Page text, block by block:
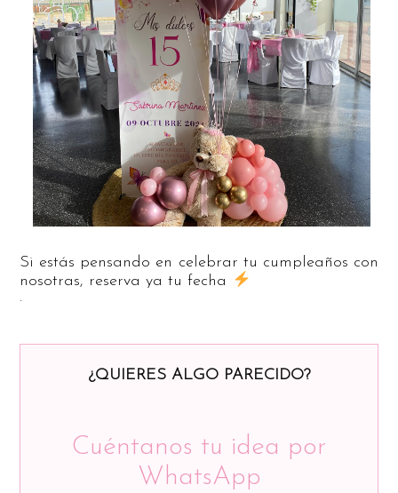
Si estás pensando en celebrar tu cumpleaños con
nosotras, reserva ya tu fecha
.
¿QUIERES ALGO PARECIDO?
Cuéntanos tu idea por
WhatsApp